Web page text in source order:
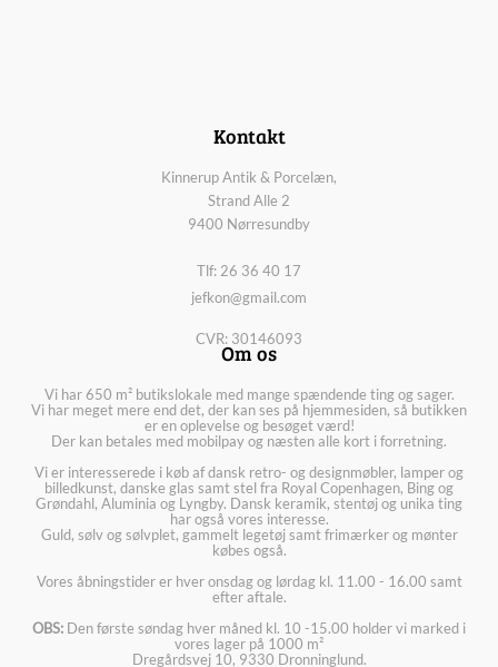
Kontakt
Kinnerup Antik & Porcelæn,
Strand Alle 2
9400 Nørresundby
Tlf: 26 36 40 17
jefkon@gmail.com
CVR: 30146093
Om os
Vi har 650 m² butikslokale med mange spændende ting og sager.
Vi har meget mere end det, der kan ses på hjemmesiden, så butikken
er en oplevelse og besøget værd!
Der kan betales med mobilpay og næsten alle kort i forretning.
Vi er interesserede i køb af dansk retro- og designmøbler, lamper og
billedkunst, danske glas samt stel fra Royal Copenhagen, Bing og
Grøndahl, Aluminia og Lyngby. Dansk keramik, stentøj og unika ting
har også vores interesse.
Guld, sølv og sølvplet, gammelt legetøj samt frimærker og mønter
købes også.
Vores åbningstider er hver onsdag og lørdag kl. 11.00 - 16.00 samt
efter aftale.
OBS: Den første søndag hver måned kl. 10 -15.00 holder vi marked i
vores lager på 1000 m²
Dregårdsvej 10, 9330 Dronninglund.